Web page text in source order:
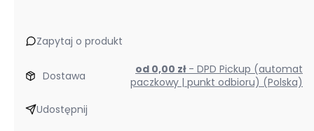
Zapytaj o produkt
Dostawa od 0,00 zł - DPD Pickup (automat
paczkowy | punkt odbioru) (Polska)
Udostępnij